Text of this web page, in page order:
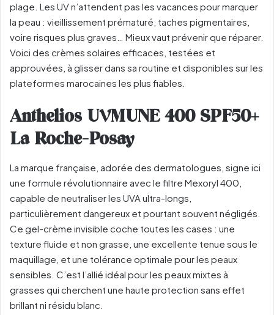
plage. Les UV n’attendent pas les vacances pour marquer
la peau : vieillissement prématuré, taches pigmentaires,
voire risques plus graves… Mieux vaut prévenir que réparer.
Voici des crèmes solaires efficaces, testées et
approuvées, à glisser dans sa routine et disponibles sur les
plateformes marocaines les plus fiables.
Anthelios UVMUNE 400 SPF50+
La Roche-Posay
La marque française, adorée des dermatologues, signe ici
une formule révolutionnaire avec le filtre Mexoryl 400,
capable de neutraliser les UVA ultra-longs,
particulièrement dangereux et pourtant souvent négligés.
Ce gel-crème invisible coche toutes les cases : une
texture fluide et non grasse, une excellente tenue sous le
maquillage, et une tolérance optimale pour les peaux
sensibles. C’est l’allié idéal pour les peaux mixtes à
grasses qui cherchent une haute protection sans effet
brillant ni résidu blanc.